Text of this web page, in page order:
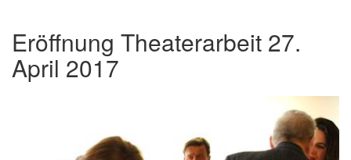
Eröffnung Theaterarbeit 27.
April 2017